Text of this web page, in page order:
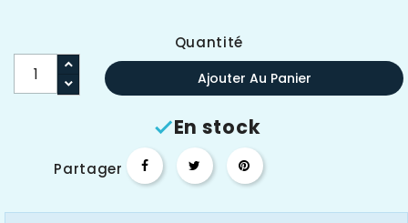
Quantité
Ajouter Au Panier
En stock
Partager